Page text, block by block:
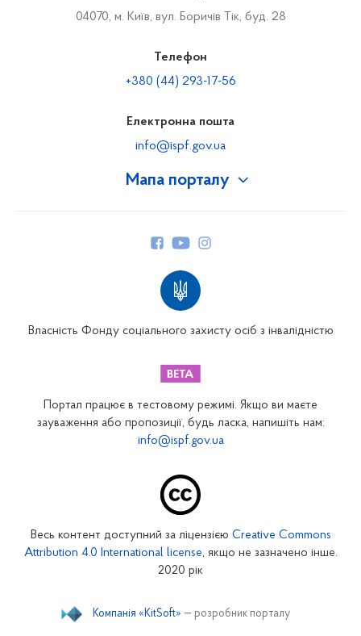
Мапа порталу
Закарпатське відділення
Запорізьке відділення
Кіровоградське відділення
Миколаївське відділення
04070, м. Київ, вул. Боричів Тік, буд. 28
Телефон
+380 (44) 293-17-56
Електронна пошта
info@ispf.gov.ua
Власність Фонду соціального захисту осіб з інвалідністю
Портал працює в тестовому режимі. Якщо ви маєте
зауваження або пропозиції, будь ласка, напишіть нам:
info@ispf.gov.ua
Весь контент доступний за ліцензією Creative Commons
Attribution 4.0 International license, якщо не зазначено інше.
2020 рік
Компанія «KitSoft» — розробник порталу